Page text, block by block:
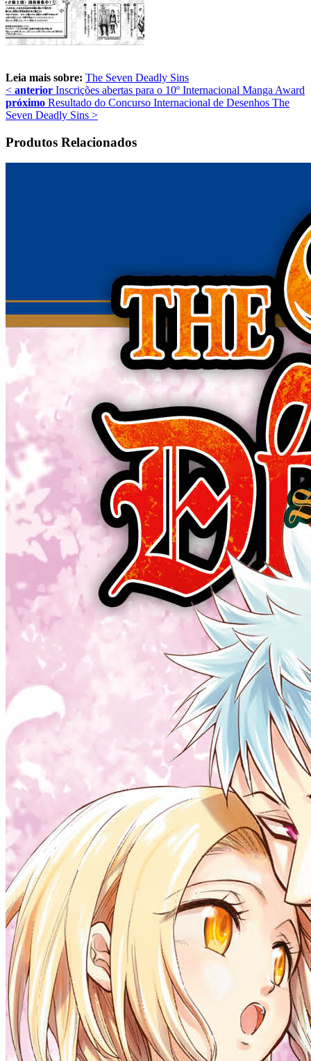
Leia mais sobre: The Seven Deadly Sins
< anterior Inscrições abertas para o 10º Internacional Manga Award
próximo Resultado do Concurso Internacional de Desenhos The
Seven Deadly Sins >
Produtos Relacionados